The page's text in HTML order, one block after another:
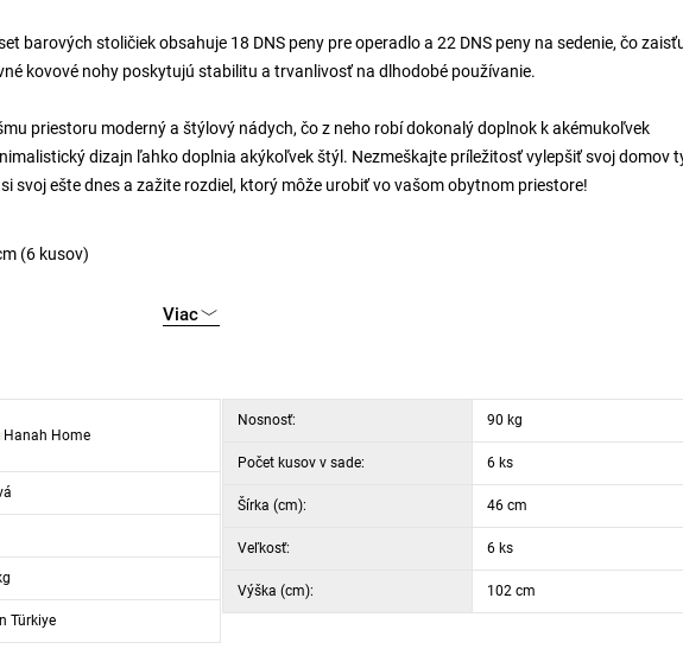
barových stoličiek obsahuje 18 DNS peny pre operadlo a 22 DNS peny na sedenie, čo
kovové nohy poskytujú stabilitu a trvanlivosť na dlhodobé používanie.
priestoru moderný a štýlový nádych, čo z neho robí dokonalý doplnok k akémukoľvek
dizajn ľahko doplnia akýkoľvek štýl. Nezmeškajte príležitosť vylepšiť svoj domov
svoj ešte dnes a zažite rozdiel, ktorý môže urobiť vo vašom obytnom priestore!
(6 kusov)
Viac
Hanah Home
Türkiye
Nosnosť: 90 kg
Počet kusov v sade: 6 ks
Šírka (cm): 46 cm
Veľkosť: 6 ks
Výška (cm): 102 cm